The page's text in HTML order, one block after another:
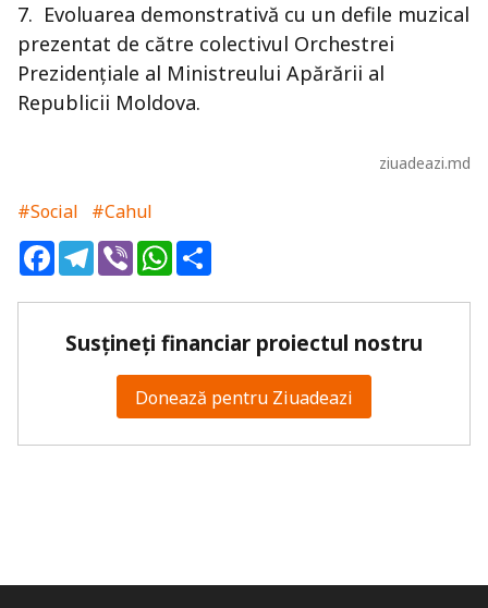
7. Evoluarea demonstrativă cu un defile muzical
prezentat de către colectivul Orchestrei
Prezidențiale al Ministreului Apărării al
Republicii Moldova.
ziuadeazi.md
#Social
#Cahul
FacebookTelegram
ViberWhatsApp
Susțineți financiar proiectul nostru
Donează pentru Ziuadeazi